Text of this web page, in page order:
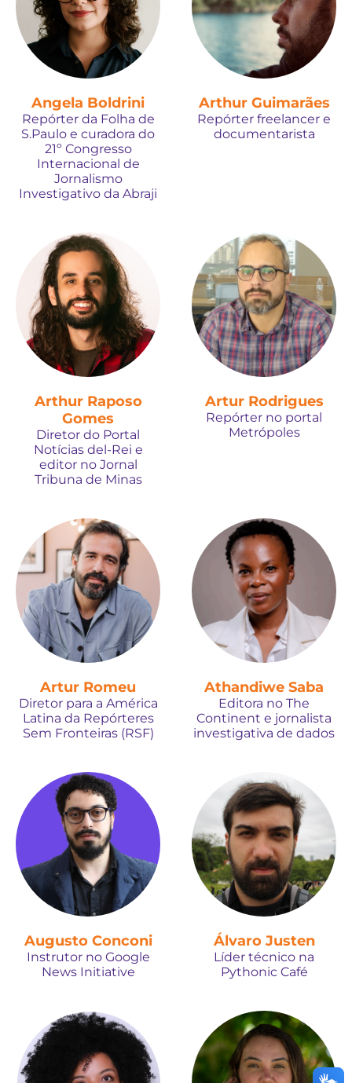
Angela Boldrini
Repórter da Folha de
S.Paulo e curadora do
21º Congresso
Internacional de
Jornalismo
Investigativo da Abraji
Arthur Guimarães
Repórter freelancer e
documentarista
Arthur Raposo
Gomes
Diretor do Portal
Notícias del-Rei e
editor no Jornal
Tribuna de Minas
Artur Rodrigues
Repórter no portal
Metrópoles
Artur Romeu
Diretor para a América
Latina da Repórteres
Sem Fronteiras (RSF)
Athandiwe Saba
Editora no The
Continent e jornalista
investigativa de dados
Augusto Conconi
Instrutor no Google
News Initiative
Álvaro Justen
Líder técnico na
Pythonic Café